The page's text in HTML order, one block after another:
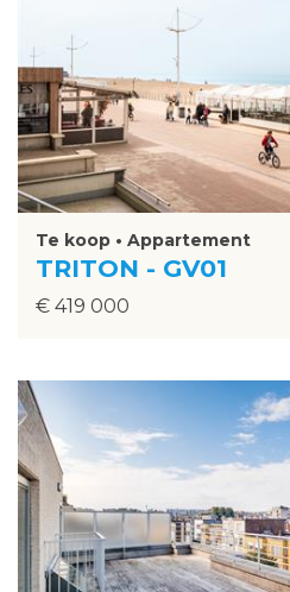
Te koop • Appartement
TRITON - GV01
€ 419 000